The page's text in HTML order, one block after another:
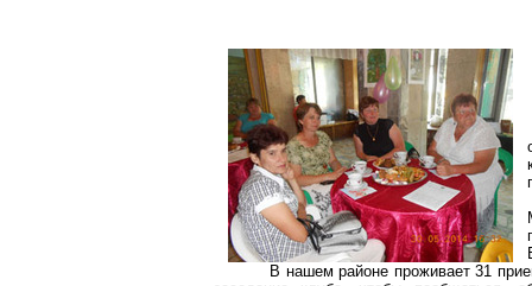
В нашем районе проживает 31